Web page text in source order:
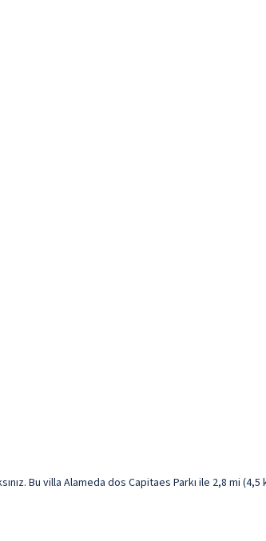
Bu villa Alameda dos Capitaes Parkı ile 2,8 mi